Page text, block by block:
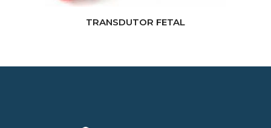
TRANSDUTOR FETAL